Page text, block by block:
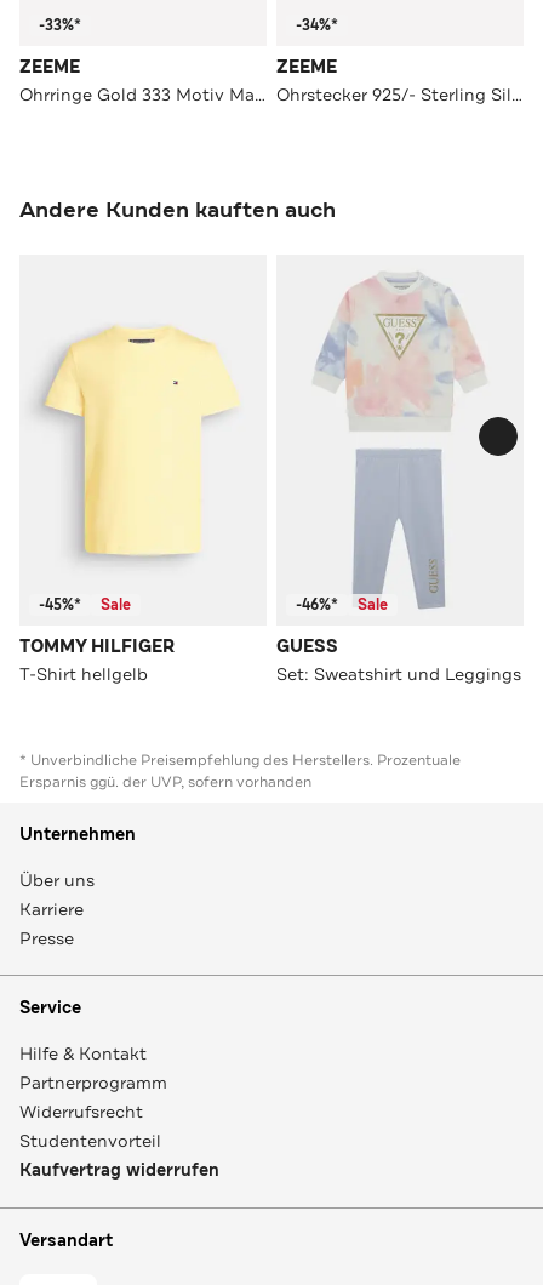
-33%*
ZEEME
Ohrringe Gold 333 Motiv Marienkäfer
-34%*
ZEEME
Ohrstecker 925/- Sterling Silber rhodiniert Fußball
Andere Kunden kauften auch
-45%* Sale
TOMMY HILFIGER
T-Shirt hellgelb
-46%* Sale
GUESS
Set: Sweatshirt und Leggings
* Unverbindliche Preisempfehlung des Herstellers. Prozentuale
Ersparnis ggü. der UVP, sofern vorhanden
Unternehmen
Über uns
Karriere
Presse
Service
Hilfe & Kontakt
Partnerprogramm
Widerrufsrecht
Studentenvorteil
Kaufvertrag widerrufen
Versandart